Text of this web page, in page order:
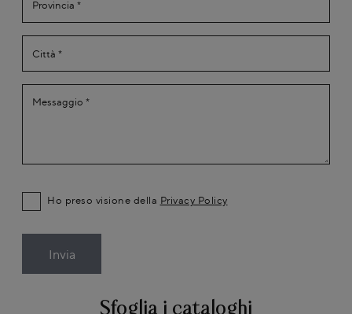
Sfoglia i cataloghi
Ho preso visione della Privacy Policy
Invia